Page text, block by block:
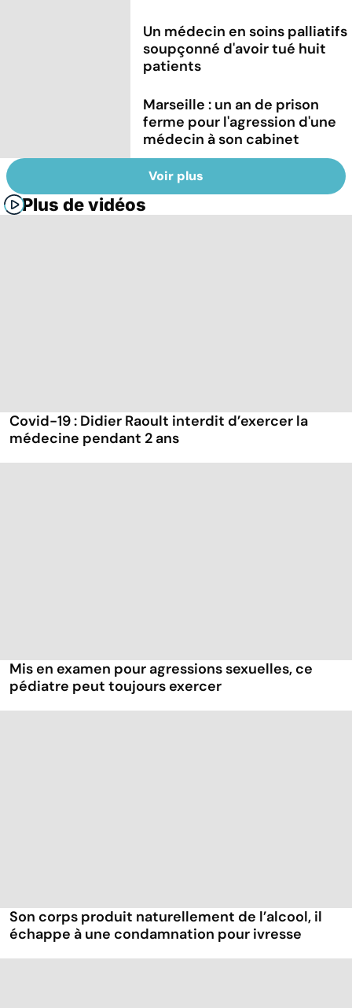
Un médecin en soins palliatifs
soupçonné d'avoir tué huit
patients
Marseille : un an de prison
ferme pour l'agression d'une
médecin à son cabinet
Voir plus
Plus de vidéos
Covid-19 : Didier Raoult interdit d’exercer la
médecine pendant 2 ans
Mis en examen pour agressions sexuelles, ce
pédiatre peut toujours exercer
Son corps produit naturellement de l’alcool, il
échappe à une condamnation pour ivresse